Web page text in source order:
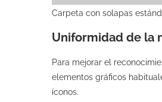
Carpeta con solapas
Uniformidad de la
Para mejorar el
elementos gráficos
íconos.